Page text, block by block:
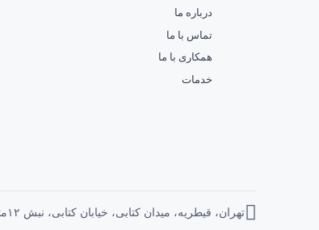
درباره ما
تماس با ما
همکاری با ما
خدمات
تهران، قیطریه، میدان کتابی، خیابان کتابی، نبش ۱۲متری، پلاک ۲، واحد ۱۴